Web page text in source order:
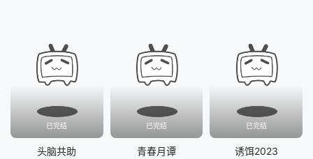
已完结
头脑共助
已完结
青春月谭
已完结
诱饵2023